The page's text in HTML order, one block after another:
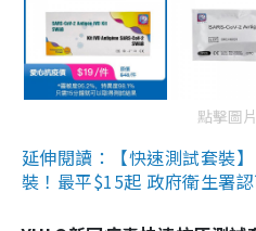
點擊圖
延伸閱讀：【快速測試套裝
裝！最平$15起 政府衛生署